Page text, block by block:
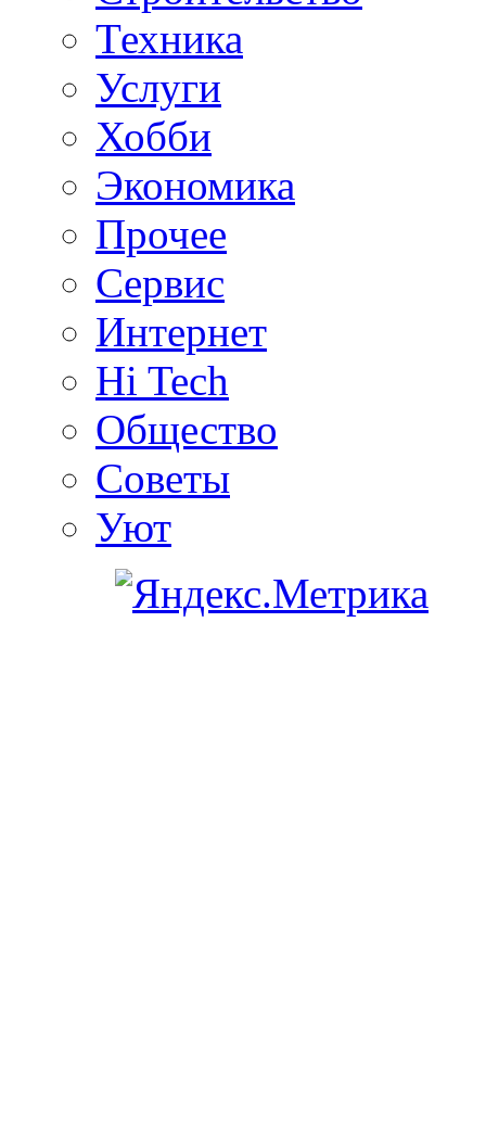
Техника
Услуги
Хобби
Экономика
Прочее
Сервис
Интернет
Hi Tech
Общество
Советы
Уют